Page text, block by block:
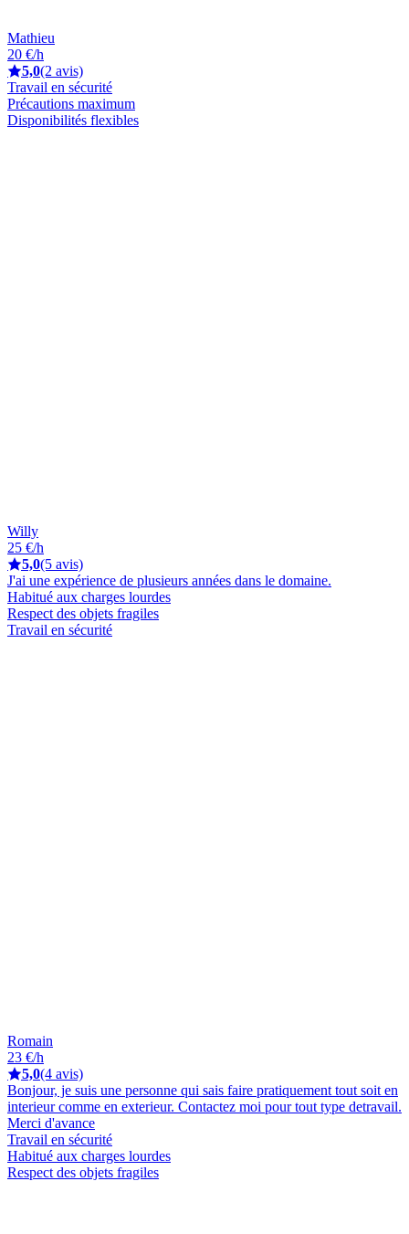
Mathieu
20 €/h
5,0(2 avis)
Travail en sécurité
Précautions maximum
Disponibilités flexibles
Willy
25 €/h
5,0(5 avis)
J'ai une expérience de plusieurs années dans le domaine.
Habitué aux charges lourdes
Respect des objets fragiles
Travail en sécurité
Romain
23 €/h
5,0(4 avis)
Bonjour, je suis une personne qui sais faire pratiquement tout soit en
interieur comme en exterieur. Contactez moi pour tout type detravail.
Merci d'avance
Travail en sécurité
Habitué aux charges lourdes
Respect des objets fragiles